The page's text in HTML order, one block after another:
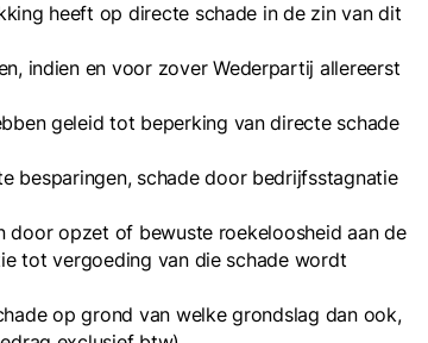
heeft op directe schade in de zin van dit
indien en voor zover Wederpartij allereerst
geleid tot beperking van directe schade
besparingen, schade door bedrijfsstagnatie
door opzet of bewuste roekeloosheid aan de
tot vergoeding van die schade wordt
op grond van welke grondslag dan ook,